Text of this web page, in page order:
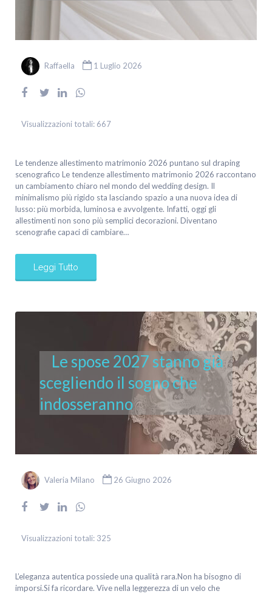
Raffaella 1 Luglio 2026
Visualizzazioni totali: 667
Le tendenze allestimento matrimonio 2026 puntano sul draping
scenografico Le tendenze allestimento matrimonio 2026 raccontano
un cambiamento chiaro nel mondo del wedding design. Il
minimalismo più rigido sta lasciando spazio a una nuova idea di
lusso: più morbida, luminosa e avvolgente. Infatti, oggi gli
allestimenti non sono più semplici decorazioni. Diventano
scenografie capaci di cambiare…
Leggi Tutto
Le spose 2027 stanno già
scegliendo il sogno che
indosseranno
Valeria Milano 26 Giugno 2026
Visualizzazioni totali: 325
L’eleganza autentica possiede una qualità rara.Non ha bisogno di
imporsi.Si fa ricordare. Vive nella leggerezza di un velo che